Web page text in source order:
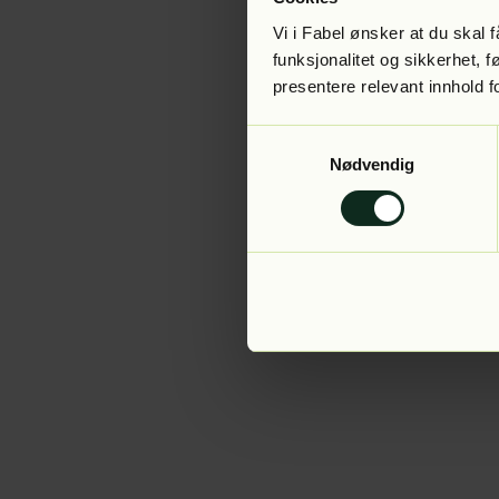
Vi i Fabel ønsker at du skal
funksjonalitet og sikkerhet,
presentere relevant innhold
Nødvendig
Application